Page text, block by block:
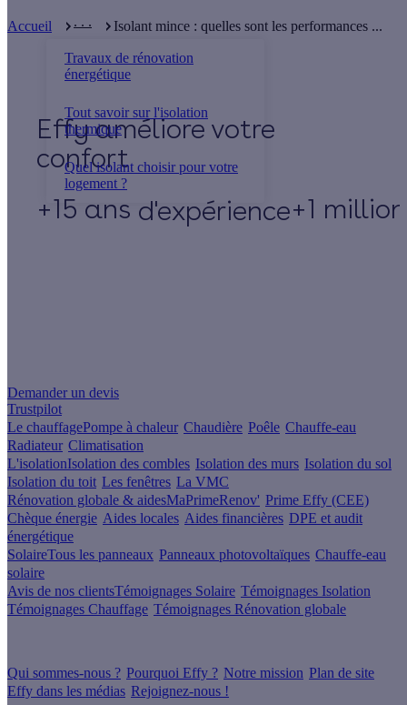
Accueil . . .
Travaux de rénovation
énergétique
Tout savoir sur l'isolation
thermique
Quel isolant choisir pour votre
logement ?
Isolant mince : quelles sont les performances ...
Effy
+15 ans d'expérience+1
Demander un devis
Trustpilot
Le chauffagePompe à chaleur Chaudière Poêle Chauffe-eau
Radiateur Climatisation
L'isolationIsolation des combles Isolation des murs Isolation du sol
Isolation du toit Les fenêtres La VMC
Rénovation globale & aidesMaPrimeRenov' Prime Effy (CEE)
Chèque énergie Aides locales Aides financières DPE et audit
énergétique
SolaireTous les panneaux Panneaux photovoltaïques Chauffe-eau
solaire
Avis de nos clientsTémoignages Solaire Témoignages Isolation
Témoignages Chauffage Témoignages Rénovation globale
Qui sommes-nous ? Pourquoi Effy ? Notre mission Plan de site
Effy dans les médias Rejoignez-nous !